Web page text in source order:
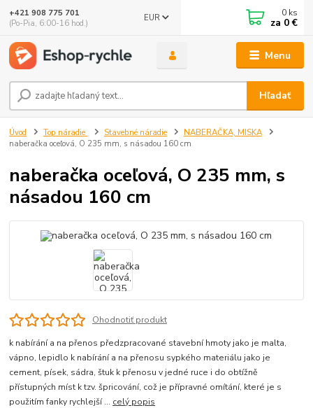
Menu
EUR
Hľadať
+421 908 775 701
(Po-Pia, 6:00-16 hod.)
0 ks
za 0 €
Úvod Top náradie Stavebné náradie
NABERAČKA, MISKA
naberačka oceľová, O 235 mm, s násadou 160 cm
naberačka oceľová, O 235 mm, s
násadou 160 cm
Ohodnotiť produkt
k nabírání a na přenos předzpracované stavební hmoty jako je malta,
vápno, lepidlo k nabírání a na přenosu sypkého materiálu jako je
cement, písek, sádra, štuk k přenosu v jedné ruce i do obtížně
přístupných míst k tzv. špricování, což je přípravné omítání, které je s
použitím fanky rychlejší ... celý popis